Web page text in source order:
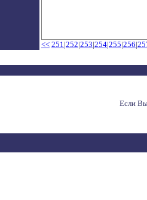
<< 251|252|253|254|255|256|
Если